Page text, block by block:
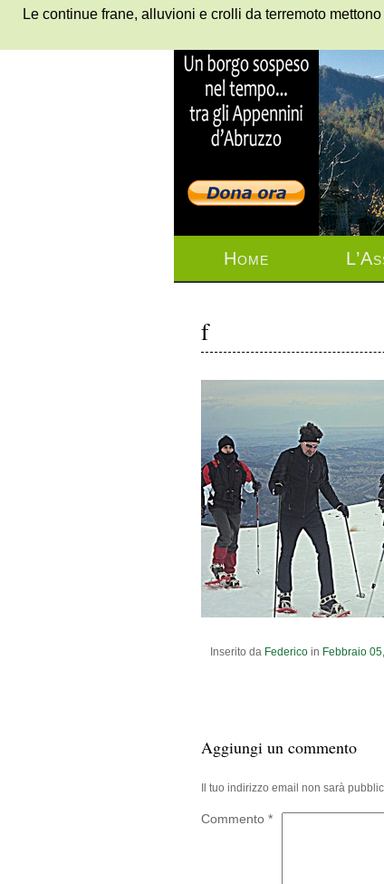
Home
f
Inserito da Federico in Febbraio 05,
Aggiungi un commento
Il tuo indirizzo email non sarà
Commento *
Le continue frane, alluvioni e crolli da terremoto